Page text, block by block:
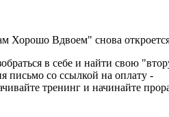
Хорошо Вдвоем" снова откроется
в себе и найти свою
письмо со ссылкой на оплату -
тренинг и начинайте